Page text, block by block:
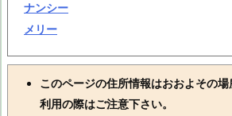
ナンシー
メリー
このページの住所情報はおおよその
利用の際はご注意下さい。